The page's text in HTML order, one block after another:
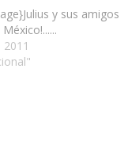
y sus amigos